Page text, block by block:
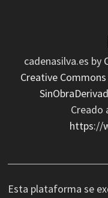
cadenasilva.es by
Creative
Creado
https://
Esta plataforma se